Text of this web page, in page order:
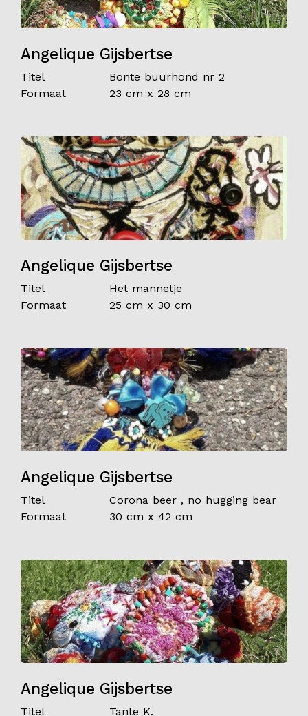
Angelique Gijsbertse
Titel
Bonte buurhond nr 2
Formaat
23 cm x 28 cm
Angelique Gijsbertse
Titel
Het mannetje
Formaat
25 cm x 30 cm
Angelique Gijsbertse
Titel
Corona beer , no hugging bear
Formaat
30 cm x 42 cm
Angelique Gijsbertse
Titel Tante K.